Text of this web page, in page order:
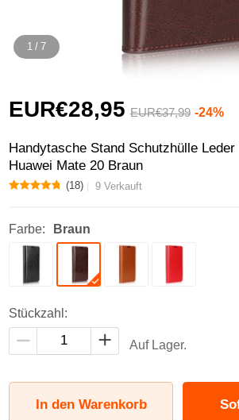
1 / 7
EUR€28,95 EUR€37,99 -24%
Handytasche Stand Schutzhülle
Huawei Mate 20 Braun
(18) 9 Verkauft
Farbe: Braun
Stückzahl:
Auf Lager.
In den Warenkorb